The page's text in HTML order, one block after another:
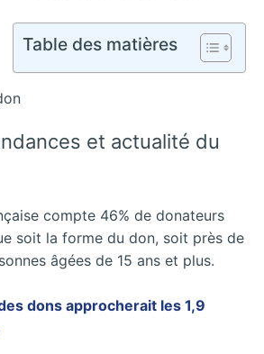
Table des matières
et actualité du
compte 46% de donateurs
soit la forme du don, soit près de
âgées de 15 ans et plus.
dons approcherait les 1,9